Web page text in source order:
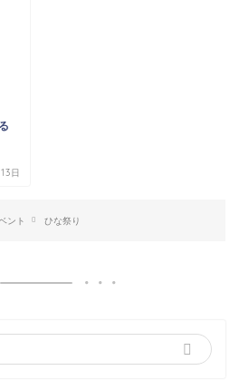
日
ント ひな祭り